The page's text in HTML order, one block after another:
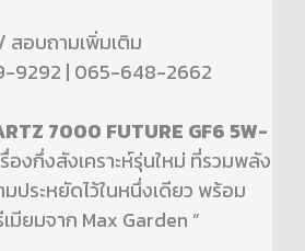
อบถามเพิ่มเติม
9292 | 065-648-2662
7000 FUTURE GF6 5W-
องกึ่งสังเคราะห์รุ่นใหม่ ที่รวมพลัง
ประหยัดไว้ในหนึ่งเดียว พร้อม
มียมจาก Max Garden ”